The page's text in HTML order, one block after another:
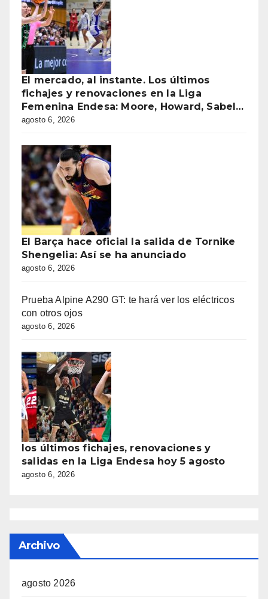
El mercado, al instante. Los últimos
fichajes y renovaciones en la Liga
Femenina Endesa: Moore, Howard, Sabel…
agosto 6, 2026
El Barça hace oficial la salida de Tornike
Shengelia: Así se ha anunciado
agosto 6, 2026
Prueba Alpine A290 GT: te hará ver los eléctricos
con otros ojos
agosto 6, 2026
los últimos fichajes, renovaciones y
salidas en la Liga Endesa hoy 5 agosto
agosto 6, 2026
Archivo
agosto 2026